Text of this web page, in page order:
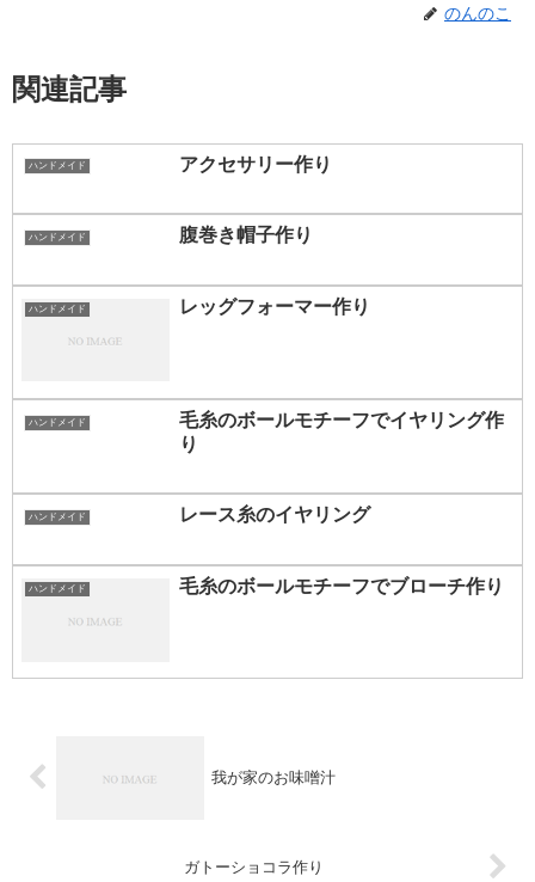
のんのこ
関連記事
ハンドメイド アクセサリー作り
ハンドメイド 腹巻き帽子作り
ハンドメイド レッグフォーマー作り
ハンドメイド
毛糸のボールモチーフでイヤリング作
り
ハンドメイド レース糸のイヤリング
ハンドメイド 毛糸のボールモチーフでブローチ作り
我が家のお味噌汁
ガトーショコラ作り